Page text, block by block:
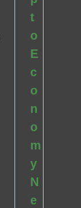
t
o
E
c
o
n
o
m
y
N
e